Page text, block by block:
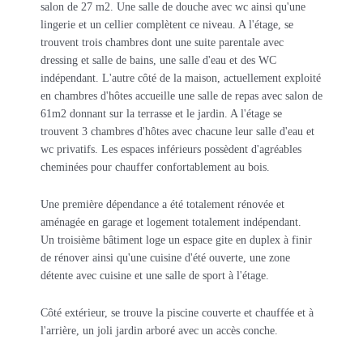
salon de 27 m2. Une salle de douche avec wc ainsi qu'une
lingerie et un cellier complètent ce niveau. A l'étage, se
trouvent trois chambres dont une suite parentale avec
dressing et salle de bains, une salle d'eau et des WC
indépendant. L'autre côté de la maison, actuellement exploité
en chambres d'hôtes accueille une salle de repas avec salon de
61m2 donnant sur la terrasse et le jardin. A l'étage se
trouvent 3 chambres d'hôtes avec chacune leur salle d'eau et
wc privatifs. Les espaces inférieurs possèdent d'agréables
cheminées pour chauffer confortablement au bois.
Une première dépendance a été totalement rénovée et
aménagée en garage et logement totalement indépendant.
Un troisième bâtiment loge un espace gite en duplex à finir
de rénover ainsi qu'une cuisine d'été ouverte, une zone
détente avec cuisine et une salle de sport à l'étage.
Côté extérieur, se trouve la piscine couverte et chauffée et à
l'arrière, un joli jardin arboré avec un accès conche.